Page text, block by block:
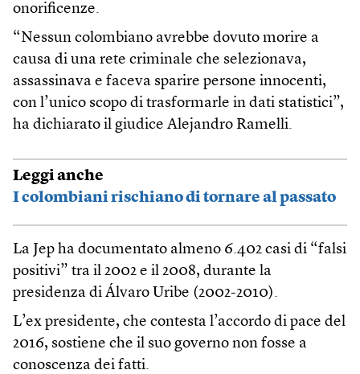
onorificenze.
“Nessun colombiano avrebbe dovuto morire a
causa di una rete criminale che selezionava,
assassinava e faceva sparire persone innocenti,
con l’unico scopo di trasformarle in dati statistici”,
ha dichiarato il giudice Alejandro Ramelli.
Leggi anche
I colombiani rischiano di tornare al passato
La Jep ha documentato almeno 6.402 casi di “falsi
positivi” tra il 2002 e il 2008, durante la
presidenza di Álvaro Uribe (2002-2010).
L’ex presidente, che contesta l’accordo di pace del
2016, sostiene che il suo governo non fosse a
conoscenza dei fatti.